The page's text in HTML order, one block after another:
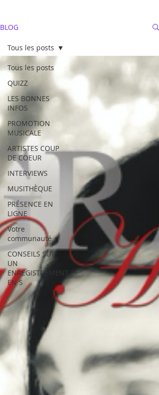
BLOG
Tous les posts
QUIZZ
LES BONNES
INFOS
PROMOTION
MUSICALE
ARTISTES COUP
DE COEUR
INTERVIEWS
MUSITHÈQUE
PRÉSENCE EN
LIGNE
Votre
communauté
CONSEILS SUR
UN
ENREGISTREMENT
EN S
Tous les posts